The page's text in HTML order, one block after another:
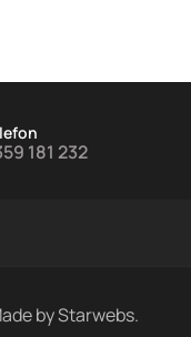
181 232
byStarwebs.